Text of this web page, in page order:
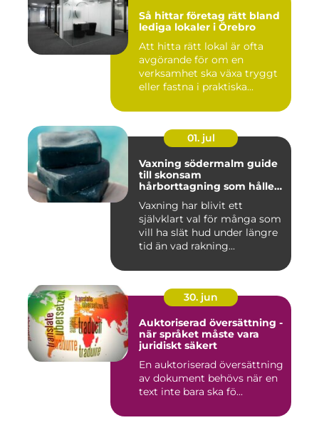
Så hittar företag rätt bland
lediga lokaler i Örebro
Att hitta rätt lokal är ofta
avgörande för om en
verksamhet ska växa tryggt
eller fastna i praktiska...
01. jul
Vaxning södermalm guide
till skonsam
hårborttagning som håller
Vaxning har blivit ett
självklart val för många som
vill ha slät hud under längre
tid än vad rakning...
30. jun
Auktoriserad översättning -
när språket måste vara
juridiskt säkert
En auktoriserad översättning
av dokument behövs när en
text inte bara ska fö...